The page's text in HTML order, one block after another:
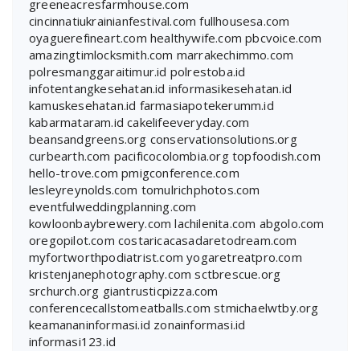
greeneacresfarmhouse.com
cincinnatiukrainianfestival.com fullhousesa.com
oyaguerefineart.com healthywife.com pbcvoice.com
amazingtimlocksmith.com marrakechimmo.com
polresmanggaraitimur.id polrestoba.id
infotentangkesehatan.id informasikesehatan.id
kamuskesehatan.id farmasiapotekerumm.id
kabarmataram.id cakelifeeveryday.com
beansandgreens.org conservationsolutions.org
curbearth.com pacificocolombia.org topfoodish.com
hello-trove.com pmigconference.com
lesleyreynolds.com tomulrichphotos.com
eventfulweddingplanning.com
kowloonbaybrewery.com lachilenita.com abgolo.com
oregopilot.com costaricacasadaretodream.com
myfortworthpodiatrist.com yogaretreatpro.com
kristenjanephotography.com sctbrescue.org
srchurch.org giantrusticpizza.com
conferencecallstomeatballs.com stmichaelwtby.org
keamananinformasi.id zonainformasi.id
informasi123.id